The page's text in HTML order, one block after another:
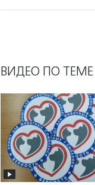
ВИДЕО ПО ТЕМЕ